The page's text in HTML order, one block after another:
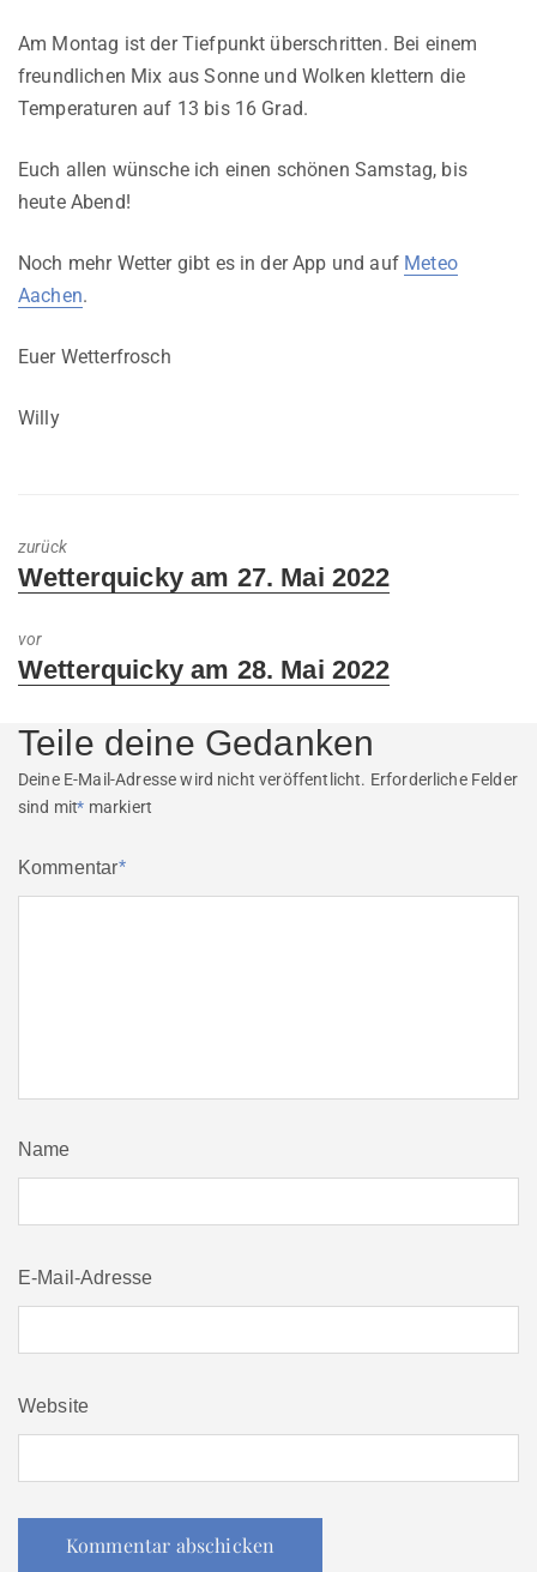
Am Montag ist der Tiefpunkt überschritten. Bei einem
freundlichen Mix aus Sonne und Wolken klettern die
Temperaturen auf 13 bis 16 Grad.
Euch allen wünsche ich einen schönen Samstag, bis
heute Abend!
Noch mehr Wetter gibt es in der App und auf Meteo
Aachen.
Euer Wetterfrosch
Willy
zurück
Previous
Wetterquicky am 27. Mai 2022
vor
Next
Wetterquicky am 28. Mai 2022
Teile deine Gedanken
Deine E-Mail-Adresse wird nicht veröffentlicht. Erforderliche Felder
sind mit* markiert
Kommentar*
Name
E-Mail-Adresse
Website